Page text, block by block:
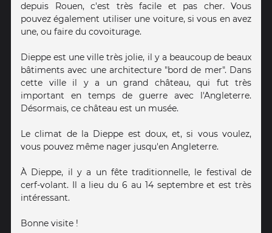
depuis Rouen, c'est très facile et pas cher. Vous
pouvez également utiliser une voiture, si vous en avez
une, ou faire du covoiturage.
Dieppe est une ville très jolie, il y a beaucoup de beaux
bâtiments avec une architecture "bord de mer". Dans
cette ville il y a un grand château, qui fut très
important en temps de guerre avec l'Angleterre.
Désormais, ce château est un musée.
Le climat de la Dieppe est doux, et, si vous voulez,
vous pouvez même nager jusqu'en Angleterre.
À Dieppe, il y a un fête traditionnelle, le festival de
cerf-volant. Il a lieu du 6 au 14 septembre et est très
intéressant.
Bonne visite !